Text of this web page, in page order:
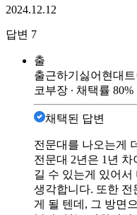
2024.12.12
답변 7
출
출근하기싫어 현대
코부장 ∙ 채택률 80%
채택된 답변
전문대를 나오는게
전문대 2년은 1년
길 수 있는게 있어
생각합니다. 또한 전
게 될 텐데, 그 방면